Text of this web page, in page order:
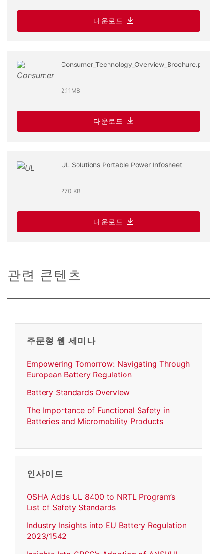
다운로드
Consumer_Technology_Overview_Brochure.pdf
2.11MB
다운로드
UL Solutions Portable Power Infosheet
270 KB
다운로드
관련 콘텐츠
주문형 웹 세미나
Empowering Tomorrow: Navigating Through
European Battery Regulation
Battery Standards Overview
The Importance of Functional Safety in
Batteries and Micromobility Products
인사이트
OSHA Adds UL 8400 to NRTL Program’s
List of Safety Standards
Industry Insights into EU Battery Regulation
2023/1542